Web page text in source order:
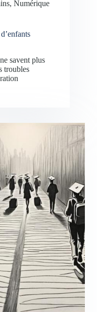
, Numérique
savent plus
troubles